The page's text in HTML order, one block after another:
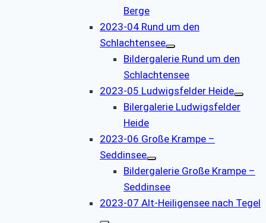
Berge
2023-04 Rund um den
Schlachtensee
Bildergalerie Rund um den
Schlachtensee
2023-05 Ludwigsfelder Heide
Bilergalerie Ludwigsfelder
Heide
2023-06 Große Krampe –
Seddinsee
Bildergalerie Große Krampe –
Seddinsee
2023-07 Alt-Heiligensee nach Tegel